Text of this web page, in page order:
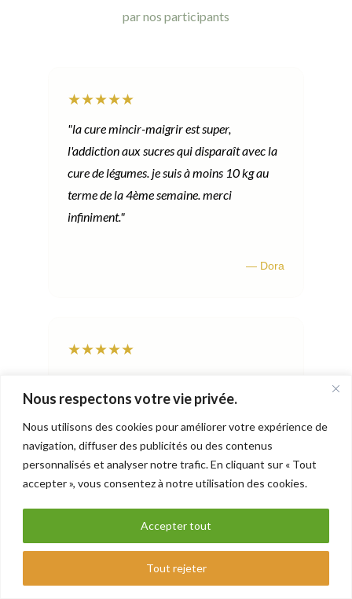
Nous respectons votre vie privée.
Nous utilisons des cookies pour améliorer votre expérience de
navigation, diffuser des publicités ou des contenus
personnalisés et analyser notre trafic. En cliquant sur « Tout
accepter », vous consentez à notre utilisation des cookies.
Tout rejeter
Accepter tout
par nos participants
★★★★★
"la cure mincir-maigrir est super,
l'addiction aux sucres qui disparaît avec la
cure de légumes. je suis à moins 10 kg au
terme de la 4ème semaine. merci
infiniment."
— Dora
★★★★★
de nelly grosjean que nous décidons
d'oublier nos croyances pour revenir à
l'essentiel d'une alimentation vivante"
English
中文
Français